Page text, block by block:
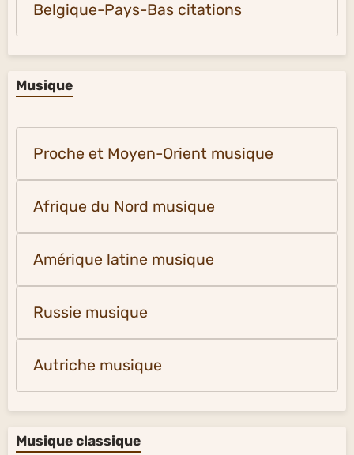
Belgique-Pays-Bas citations
Musique
Proche et Moyen-Orient musique
Afrique du Nord musique
Amérique latine musique
Russie musique
Autriche musique
Musique classique